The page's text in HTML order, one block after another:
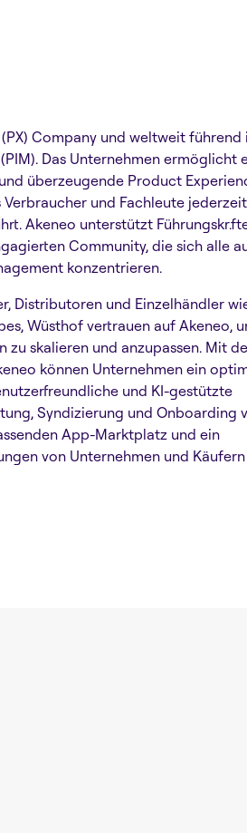
Company und weltweit führend
Das Unternehmen ermöglicht
überzeugende Product
und Fachleute
Akeneo unterstützt
Community, die sich alle
konzentrieren.
Distributoren und Einzelhändler
Wüsthof vertrauen auf Akeneo,
skalieren und anzupassen. Mit
können Unternehmen ein
und KI-gestützte
Syndizierung und Onboarding
App-Marktplatz und ein
von Unternehmen und